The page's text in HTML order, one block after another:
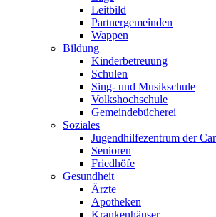
Leitbild
Partnergemeinden
Wappen
Bildung
Kinderbetreuung
Schulen
Sing- und Musikschule
Volkshochschule
Gemeindebücherei
Soziales
Jugendhilfezentrum der
Senioren
Friedhöfe
Gesundheit
Ärzte
Apotheken
Krankenhäuser